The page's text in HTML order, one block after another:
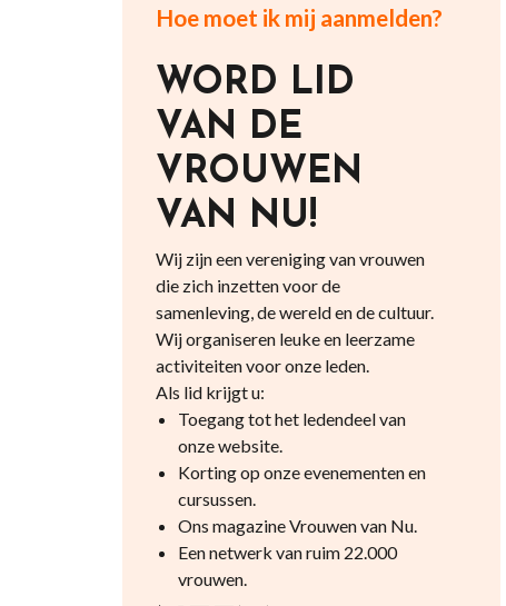
Hoe moet ik mij aanmelden?
WORD LID
VAN DE
VROUWEN
VAN NU!
Wij zijn een vereniging van vrouwen
die zich inzetten voor de
samenleving, de wereld en de cultuur.
Wij organiseren leuke en leerzame
activiteiten voor onze leden.
Als lid krijgt u:
Toegang tot het ledendeel van
onze website.
Korting op onze evenementen en
cursussen.
Ons magazine Vrouwen van Nu.
Een netwerk van ruim 22.000
vrouwen.